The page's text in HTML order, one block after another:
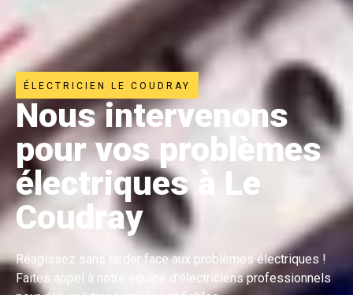
ÉLECTRICIEN LE COUDRAY
Nous intervenons
pour vos problèmes
électriques à Le
Coudray
Réagissez sans tarder face aux problèmes électriques !
Faites appel à notre équipe d’électriciens professionnels